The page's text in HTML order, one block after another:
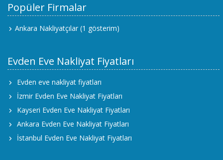
Popüler Firmalar
Ankara Nakliyatçılar (1 gösterim)
Evden Eve Nakliyat Fiyatları
Evden eve nakliyat fiyatları
İzmir Evden Eve Nakliyat Fiyatları
Kayseri Evden Eve Nakliyat Fiyatları
Ankara Evden Eve Nakliyat Fiyatları
İstanbul Evden Eve Nakliyat Fiyatları